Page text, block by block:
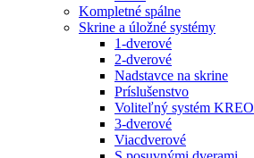
Kompletné spálne
Skrine a úložné systémy
1-dverové
2-dverové
Nadstavce na skrine
Príslušenstvo
Voliteľný systém KREO
3-dverové
Viacdverové